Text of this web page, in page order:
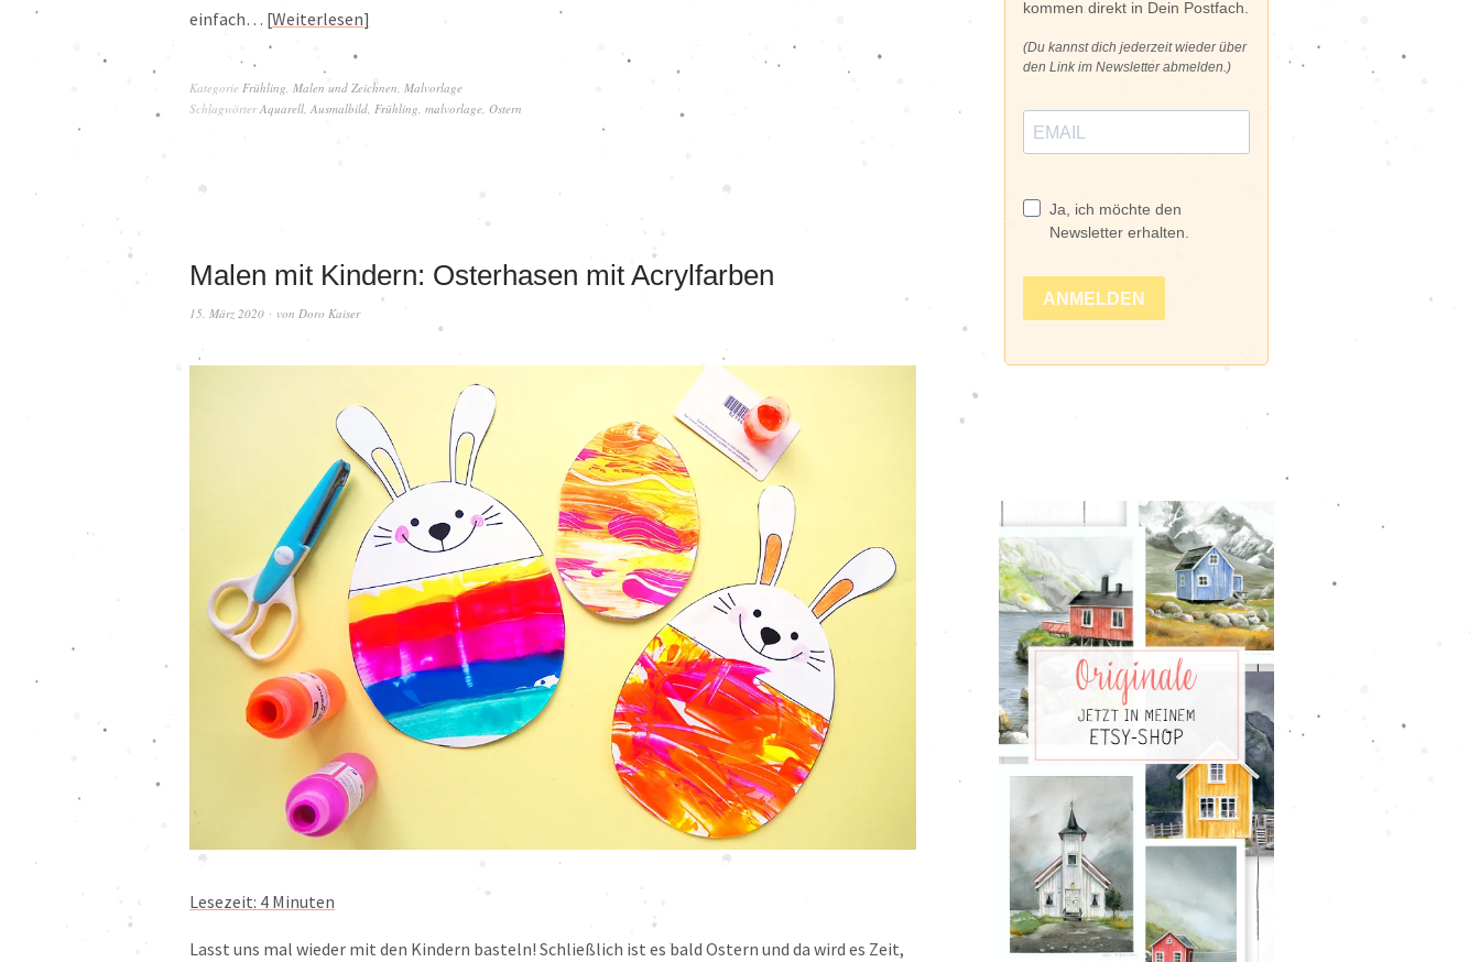
einfach… Weiterlesen
Kategorie Frühling Malen und Zeichnen Malvorlage
SchlagwörterAquarell Ausmalbild Frühling malvorlage Ostern
Malen mit Kindern: Osterhasen mit Acrylfarben
15. März 2020 von Doro Kaiser
Lesezeit: 4 Minuten
Lasst uns mal wieder mit den Kindern basteln! Schließlich ist es bald Ostern und da wird es Zeit,